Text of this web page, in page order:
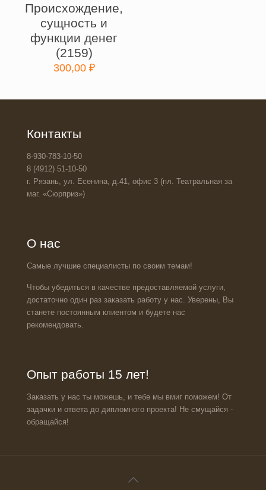
Происхождение,
сущность и
функции денег
(2159)
300,00 ₽
Контакты
8-930-783-10-50
8 (4912) 51-10-50
г. Рязань, ул. Есенина, д.41, офис 3 (пл. Театральная за
маг. «Сюрприз»)
О нас
Самые лучшие специалисты по своим темам!
Чтобы убедиться в качестве предоставляемой услуги,
достаточно один раз заказать работу у нас. Уверены, Вы
станете постоянным клиентом и будете нас
рекомендовать.
Опыт работы 15 лет!
Заказать у нас ты можешь, и тебе мы вмиг поможем! От
задачки и ответа до дипломного проекта! Не смущайся -
обращайся!